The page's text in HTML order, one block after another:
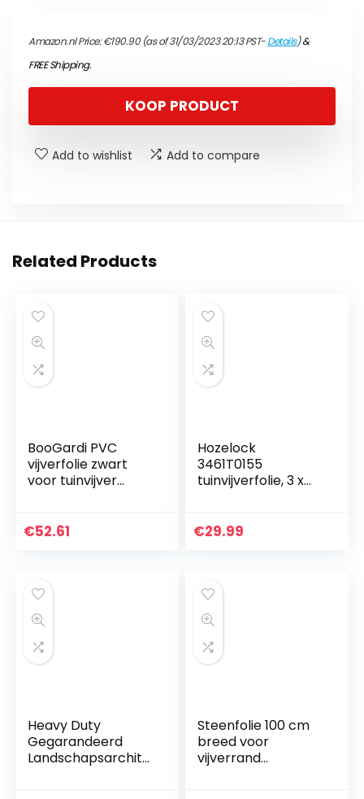
Amazon.nl Price:€190.90(as of 31/03/2023 20:13 PST-Details)&
FREE Shipping.
KOOP PRODUCT
Add to wishlist Add to compare
Related Products
BooGardi PVC
vijverfolie zwart
voor tuinvijver
vele maten in
€52.61
Hozelock
3461T0155
tuinvijverfolie, 3 x
€29.99
Heavy Duty
Gegarandeerd
Landschapsarchite
Steenfolie 100 cm
breed voor
vijverrand